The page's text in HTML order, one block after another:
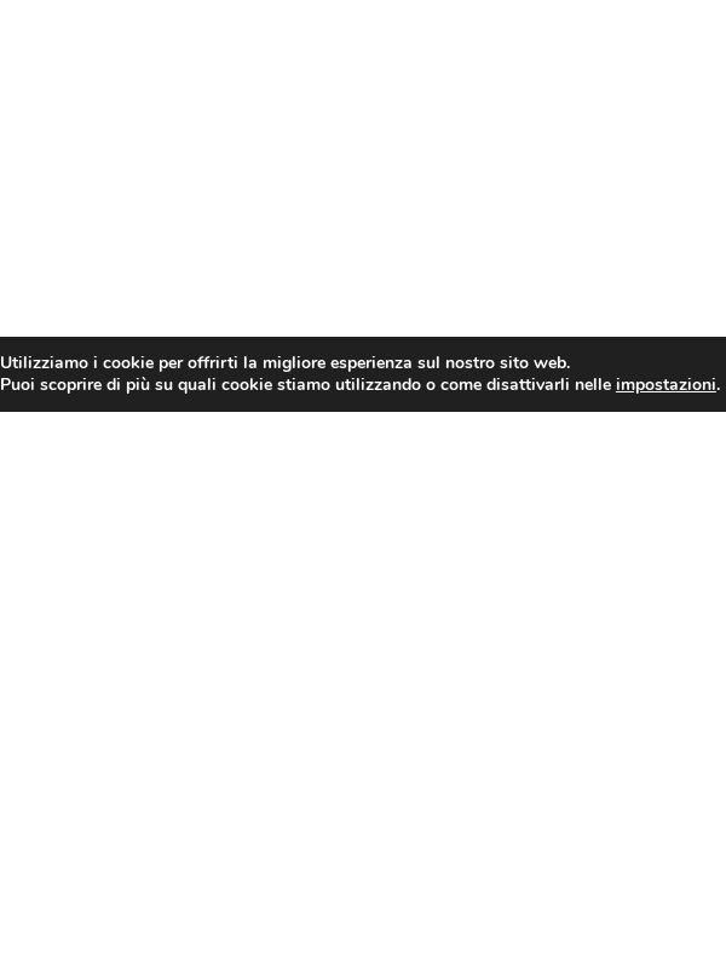
RIMANI
Utilizziamo i cookie per offrirti la migliore esperienza sul nostro sito web.
Puoi scoprire di più su quali cookie stiamo utilizzando o come disattivarli nelle impostazioni.